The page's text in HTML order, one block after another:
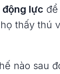
động lực
thấy thú
nào sau